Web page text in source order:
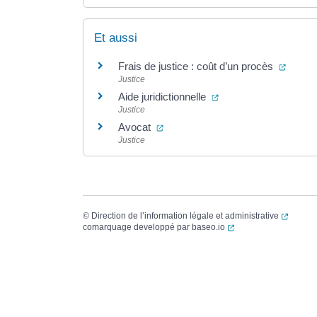
Et aussi
Frais de justice : coût d’un procès
Justice
Aide juridictionnelle (ouverture dans un
Justice
Avocat (ouverture dans un nouvel onglet)
Justice
© Direction de l’information légale et administrative
comarquage developpé par baseo.io (ouverture dans un